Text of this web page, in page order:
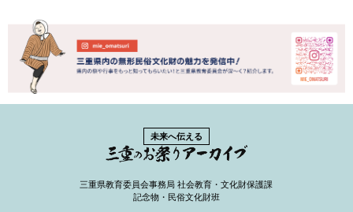
ナ
ビ
ゲ
ー
未来へ伝える
三重県教育委員会事務局 社会教育・文化財保護課
記念物・民俗文化財班